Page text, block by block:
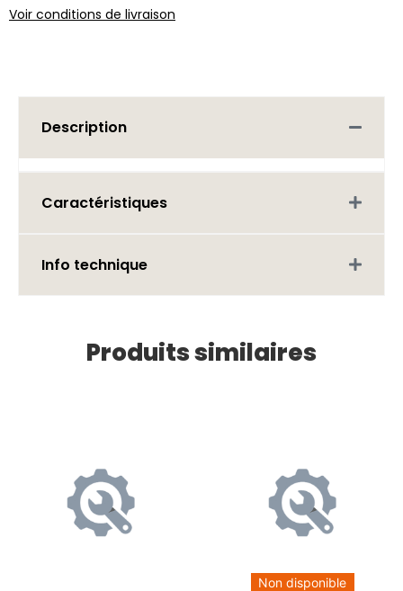
Voir conditions de livraison
Description
Caractéristiques
Info technique
Produits similaires
Non disponible